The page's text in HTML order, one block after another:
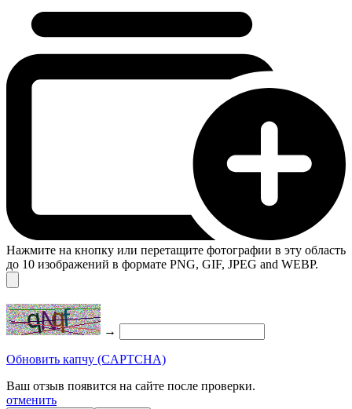
Нажмите на кнопку или перетащите фотографии в эту область
до 10 изображений в формате PNG, GIF, JPEG and WEBP.
→
Обновить капчу (CAPTCHA)
Ваш отзыв появится на сайте после проверки.
отменить